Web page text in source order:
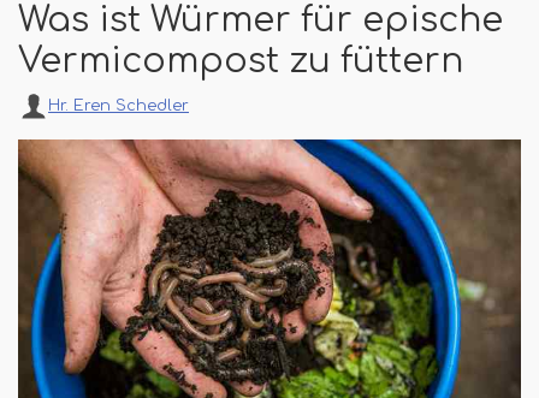
Was ist Würmer für epische
Vermicompost zu füttern
Hr. Eren Schedler